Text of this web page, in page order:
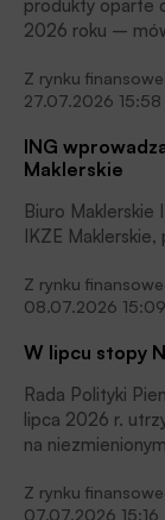
produkty oparte
2026 roku –
Banku
Z rynku
27.07.2026 15:58
ING
Maklerskie
Biuro Maklerskie
IKZE Maklerskie,
Z rynku
08.07.2026 15:09
W lipcu stopy
Rada Polityki
lipca 2026 r.
na
zgodna z
Z rynku
07.07.2026 15:16